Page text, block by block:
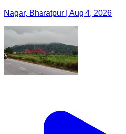
Nagar, Bharatpur | Aug 4, 2026